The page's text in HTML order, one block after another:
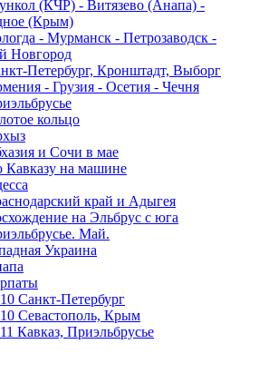
(КЧР) - Витязево (Анапа) -
(Крым)
- Мурманск - Петрозаводск -
Новгород
Петербург, Кронштадт, Выборг
- Грузия - Осетия - Чечня
кольцо
и Сочи в мае
Кавказу на машине
край и Адыгея
на Эльбрус с юга
Май.
Украина
Санкт-Петербург
Севастополь, Крым
Кавказ, Приэльбрусье